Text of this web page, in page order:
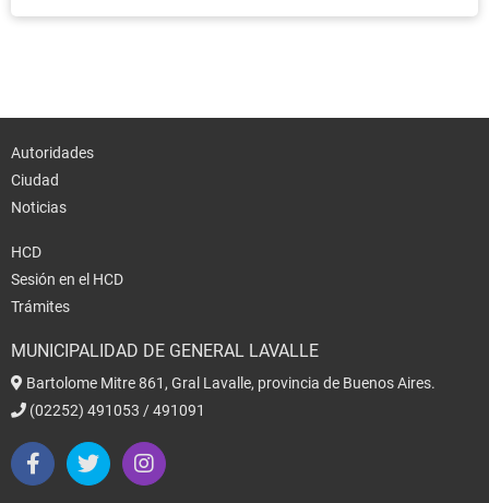
Autoridades
Ciudad
Noticias
HCD
Sesión en el HCD
Trámites
MUNICIPALIDAD DE GENERAL LAVALLE
Bartolome Mitre 861, Gral Lavalle, provincia de Buenos Aires.
(02252) 491053 / 491091